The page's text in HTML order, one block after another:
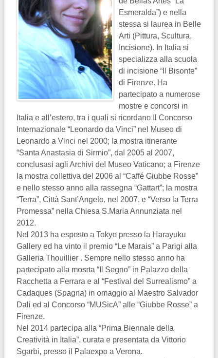
Esmeralda”) e nella
stessa si laurea in Belle
Arti (Pittura, Scultura,
Incisione). In Italia si
specializza alla scuola
di incisione “Il Bisonte”
di Firenze. Ha
partecipato a numerose
mostre e concorsi in
Italia e all’estero, tra i quali si ricordano Il Concorso
Internazionale “Leonardo da Vinci” nel Museo di
Leonardo a Vinci nel 2000; la mostra itinerante
“Santa Anastasia di Sirmio”, dal 2005 al 2007,
conclusasi agli Archivi del Museo Vaticano; a Firenze
la mostra collettiva del 2006 al “Caffé Giubbe Rosse”
e nello stesso anno alla rassegna “Gattart”; la mostra
“Terra”, Città Sant’Angelo, nel 2007, e “Verso la Terra
Promessa” nella Chiesa S.Maria Annunziata nel
2012.
Nel 2013 ha esposto a Tokyo presso la Harayuku
Gallery ed ha vinto il premio “Le Marais” a Parigi alla
Galleria Thouillier . Sempre nello stesso anno ha
partecipato alla mosrta “Il Segno” in Palazzo della
Racchetta a Ferrara e al “Festival del Surrealismo” a
Cadaques (Spagna) in omaggio al Maestro Salvador
Dali ed al Concorso “MUSicA” alle “Giubbe Rosse” a
Firenze.
Nel 2014 partecipa alla “Prima Biennale della
Creatività in Italia”, curata e presentata da Vittorio
Sgarbi, presso il Palaexpo a Verona.